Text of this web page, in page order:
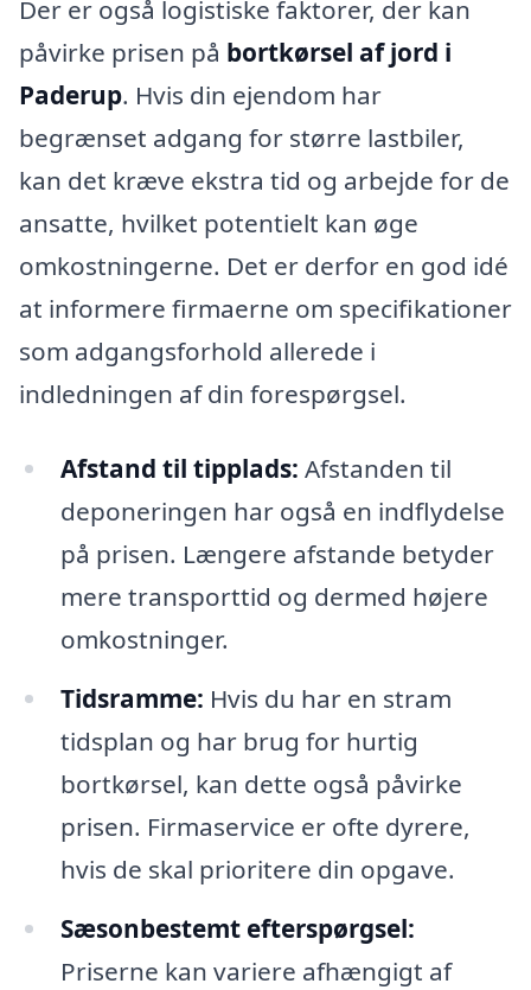
Der er også logistiske faktorer, der kan
påvirke prisen på bortkørsel af jord i
Paderup. Hvis din ejendom har
begrænset adgang for større lastbiler,
kan det kræve ekstra tid og arbejde for de
ansatte, hvilket potentielt kan øge
omkostningerne. Det er derfor en god idé
at informere firmaerne om specifikationer
som adgangsforhold allerede i
indledningen af din forespørgsel.
Afstand til tipplads: Afstanden til
deponeringen har også en indflydelse
på prisen. Længere afstande betyder
mere transporttid og dermed højere
omkostninger.
Tidsramme: Hvis du har en stram
tidsplan og har brug for hurtig
bortkørsel, kan dette også påvirke
prisen. Firmaservice er ofte dyrere,
hvis de skal prioritere din opgave.
Sæsonbestemt efterspørgsel:
Priserne kan variere afhængigt af